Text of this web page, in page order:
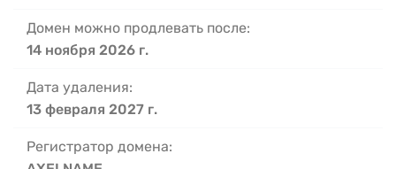
Домен можно продлевать после:
14 ноября 2026 г.
Дата удаления:
13 февраля 2027 г.
Регистратор домена: